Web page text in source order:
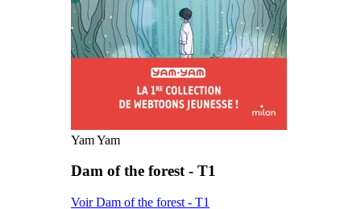
Yam Yam
Dam of the forest - T1
Voir Dam of the forest - T1